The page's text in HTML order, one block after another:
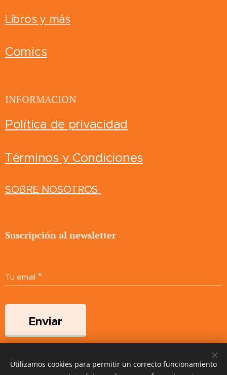
Libros y más
Comics
INFORMACION
Política de privacidad
Términos y Condiciones
SOBRE NOSOTROS
Suscripción al newsletter
Tu email
Enviar
Utilizamos cookies para permitir un correcto funcionamiento